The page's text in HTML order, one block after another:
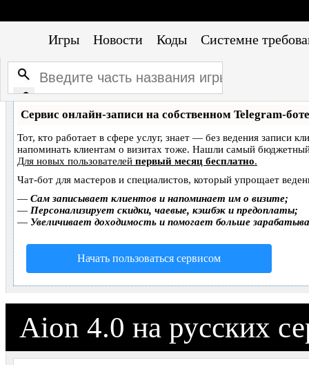
Сервис онлайн-записи на собственном Telegram-боте
Тот, кто работает в сфере услуг, знает — без ведения записи
напоминать клиентам о визитах тоже. Нашли самый
Для новых пользователей первый месяц бесплатно.
Чат-бот для мастеров и специалистов, который упрощает
— Сам записывает клиентов и напоминает им о визите;
— Персонализирует скидки, чаевые, кэшбэк и предоплаты;
— Увеличивает доходимость и помогает больше
Начать пользоваться сервисом
Aion 4.0 на русских
Игры Новости Коды Системне